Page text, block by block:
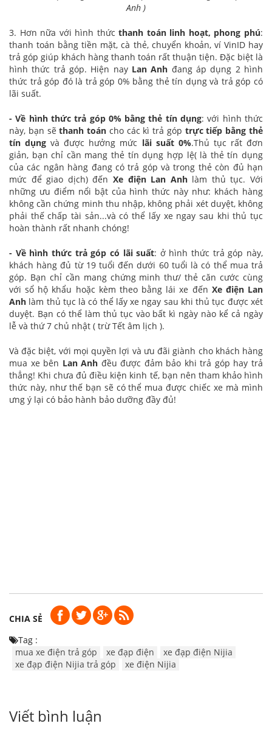
Anh )
3. Hơn nữa với hình thứcthanh toán linh hoạt, phong phú:
thanh toán bằng tiền mặt, cà thẻ, chuyển khoản, ví VinID hay
trả góp giúp khách hàng thanh toán rất thuận tiện. Đặc biệt là
hình thức trả góp. Hiện nay Lan Anh đang áp dụng 2 hình
thức trả góp đó là trả góp 0% bằng thẻ tín dụng và trả góp có
lãi suất.
- Về hình thức trả góp 0% bằng thẻ tín dụng: với hình thức
này, bạn sẽthanh toán cho các kì trả góp trực tiếp bằng thẻ
tín dụng và được hưởng mức lãi suất 0%.Thủ tục rất đơn
giản, bạn chỉ cần mang thẻ tín dụng hợp lệ( là thẻ tín dụng
của các ngân hàng đang có trả góp và trong thẻ còn đủ hạn
mức để giao dịch) đến Xe điện Lan Anhlàm thủ tục. Với
những ưu điểm nổi bật của hình thức này như: khách hàng
không cần chứng minh thu nhập, không phải xét duyệt, không
phải thế chấp tài sản...và có thể lấy xe ngay sau khi thủ tục
hoàn thành rất nhanh chóng!
- Về hình thức trả góp có lãi suất: ở hình thức trả góp này,
khách hàng đủ từ 19 tuổi đến dưới 60 tuổi là có thể mua trả
góp. Bạn chỉ cần mang chứng minh thư/ thẻ căn cước cùng
với sổ hộ khẩu hoặc kèm theo bằng lái xe đến Xe điện Lan
Anh làm thủ tục là có thể lấy xe ngay sau khi thủ tục được xét
duyệt. Bạn có thể làm thủ tục vào bất kì ngày nào kể cả ngày
lễ và thứ 7 chủ nhật ( trừ Tết âm lịch ).
Và đặc biệt, với mọi quyền lợi và ưu đãi giành cho khách hàng
mua xe bên Lan Anh đều được đảm bảo khi trả góp hay trả
thẳng! Khi chưa đủ điều kiện kinh tế, bạn nên tham khảo hình
thức này, như thế bạn sẽ có thể mua được chiếc xe mà mình
ưng ý lại có bảo hành bảo dưỡng đầy đủ!
CHIA SẺ
Tag :
mua xe điện trả góp
xe đạp điện
xe đạp điện Nijia
xe đạp điện Nijia trả góp
xe điện Nijia
Viết bình luận